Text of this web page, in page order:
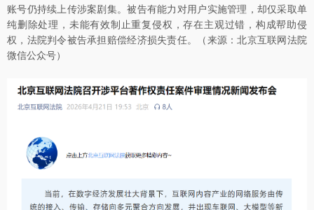
账号仍持续上传涉案剧集。被告有能力对用户实施管理，却仅采取单
纯删除处理，未能有效制止重复侵权，存在主观过错，构成帮助侵
权，法院判令被告承担赔偿经济损失责任。（来源：北京互联网法院
微信公众号）